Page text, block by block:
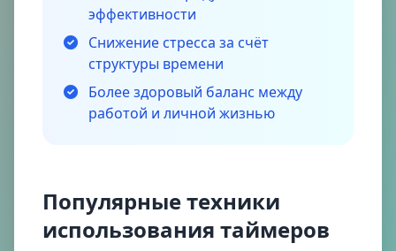
эффективности
Снижение стресса за счёт
структуры времени
Более здоровый баланс между
работой и личной жизнью
Популярные техники
использования таймеров